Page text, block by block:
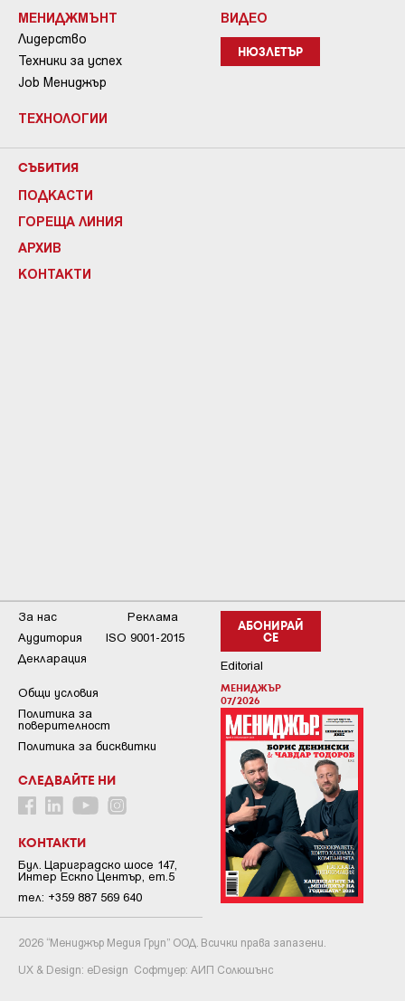
МЕНИДЖМЪНТ
Лидерство
Техники за успех
Job Мениджър
ТЕХНОЛОГИИ
ВИДЕО
НЮЗЛЕТЪР
СЪБИТИЯ
ПОДКАСТИ
ГОРЕЩА ЛИНИЯ
АРХИВ
КОНТАКТИ
АБОНИРАЙ
СЕ
Editorial
МЕНИДЖЪР
07/2026
За нас
Реклама
Аудитория
ISO 9001-2015
Декларация
Общи условия
Пoлитикa зa
пoвepитeлнocт
Политика за бисквитки
СЛЕДВАЙТЕ НИ
КОНТАКТИ
Бул. Цариградско шосе 147,
Интер Ескпо Център, ет.5
тел: +359 887 569 640
2026 “Мениджър Медия Груп” ООД. Всички права запазени.
UX & Design: eDesign Софтуер: АИП Солюшънс